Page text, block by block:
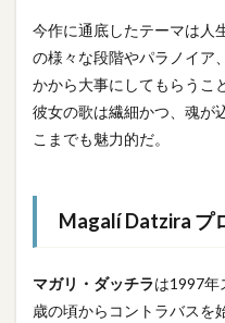
今作に通底したテーマは人
の様々な段階やパラノイア
かから大事にしてもらうこ
彼女の歌は繊細かつ、魂が
こまでも魅力的だ。
Magalí Datzira プ
マガリ・ダッチラは1997年
歳の頃からコントラバスを